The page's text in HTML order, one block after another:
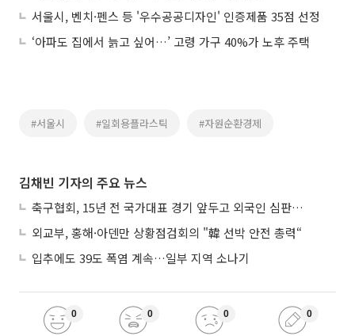
서울시, 벤치·펜스 등 '우수공공디자인' 인증제품 35점 선정
‘아파도 집에서 늙고 싶어…’ 고령 가구 40%가 노후 주택
#서울시 #일회용플라스틱 #자원순환경제
김채빈 기자의 주요 뉴스
축구협회, 15년 전 국가대표 경기 앞두고 외국인 심판에 ‘성접대’
외교부, 홍해·아덴만 상황점검회의 "韓 선박 안전 총력“
입추에도 39도 폭염 계속…일부 지역 소나기
0 0 0 0